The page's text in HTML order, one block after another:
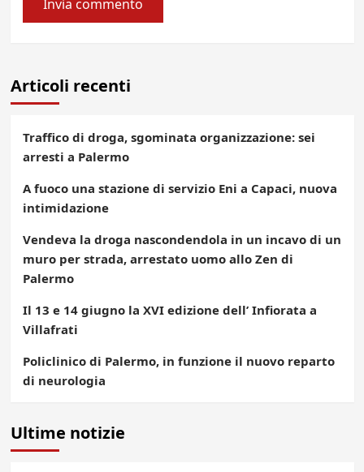
Articoli recenti
Traffico di droga, sgominata organizzazione: sei
arresti a Palermo
A fuoco una stazione di servizio Eni a Capaci, nuova
intimidazione
Vendeva la droga nascondendola in un incavo di un
muro per strada, arrestato uomo allo Zen di
Palermo
Il 13 e 14 giugno la XVI edizione dell’ Infiorata a
Villafrati
Policlinico di Palermo, in funzione il nuovo reparto
di neurologia
Ultime notizie